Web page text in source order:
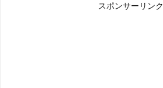
スポンサーリンク